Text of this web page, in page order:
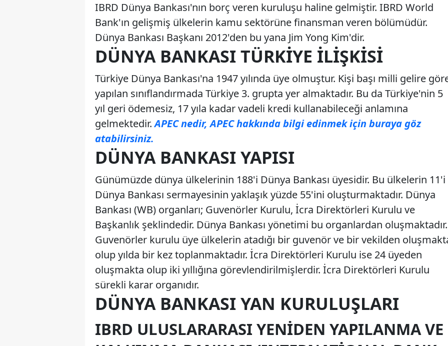
IBRD Dünya Bankası'nın borç veren kuruluşu haline gelmiştir. IBRD World
Bank'ın gelişmiş ülkelerin kamu sektörüne finansman veren bölümüdür.
Dünya Bankası Başkanı 2012'den bu yana Jim Yong Kim'dir.
DÜNYA BANKASI TÜRKIYE İLIŞKISI
Türkiye Dünya Bankası'na 1947 yılında üye olmuştur. Kişi başı milli gelire
yapılan sınıflandırmada Türkiye 3. grupta yer almaktadır. Bu da Türkiye'nin 5
yıl geri ödemesiz, 17 yıla kadar vadeli kredi kullanabileceği anlamına
gelmektedir.APEC nedir, APEC hakkında bilgi edinmek için buraya göz
atabilirsiniz.
DÜNYA BANKASI YAPISI
Günümüzde dünya ülkelerinin 188'i Dünya Bankası üyesidir. Bu ülkelerin 11'i
Dünya Bankası sermayesinin yaklaşık yüzde 55'ini oluşturmaktadır. Dünya
Bankası (WB) organları; Guvenörler Kurulu, İcra Direktörleri Kurulu ve
Başkanlık şeklindedir. Dünya Bankası yönetimi bu organlardan oluşmaktadır.
Guvenörler kurulu üye ülkelerin atadığı bir guvenör ve bir vekilden
olup yılda bir kez toplanmaktadır. İcra Direktörleri Kurulu ise 24 üyeden
oluşmakta olup iki yıllığına görevlendirilmişlerdir. İcra Direktörleri Kurulu
sürekli karar organıdır.
DÜNYA BANKASI YAN KURULUŞLARI
IBRD ULUSLARARASI YENIDEN YAPILANMA VE